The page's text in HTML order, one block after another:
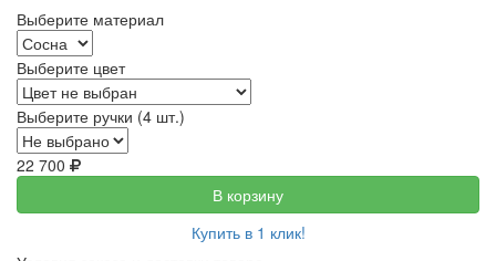
Выберите материал
Выберите цвет
Выберите ручки (4 шт.)
22 700
В корзину
Купить в 1 клик!